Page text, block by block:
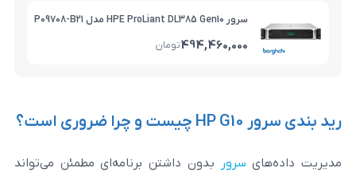
494,460,000 تومان
سروربدون داشتن برنامه‌ای مطمئن می‌تواند